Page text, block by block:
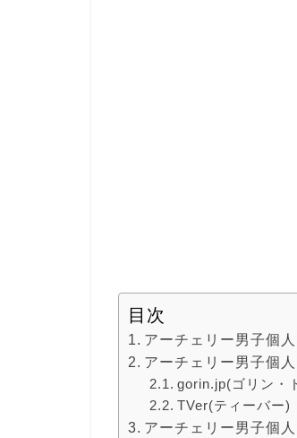
目次
アーチェリー男子個
アーチェリー男子個
gorin.jp(ゴリン・
TVer(ティーバー)
アーチェリー男子個